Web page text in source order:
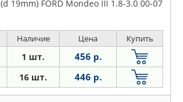
(d 19mm) FORD Mondeo III 1.8-3.0 00-07
Наличие Цена Купить
1 шт. 456 р.
16 шт. 446 р.